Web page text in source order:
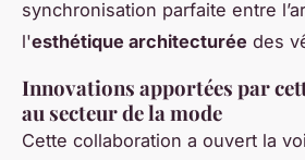
synchronisation parfaite entre
l'esthétique architecturée des
Innovations apportées par
au secteur de la mode
Cette collaboration a ouvert la